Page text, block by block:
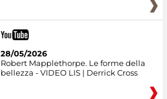
28/05/2026
Robert Mapplethorpe. Le forme della
bellezza - VIDEO LIS | Derrick Cross